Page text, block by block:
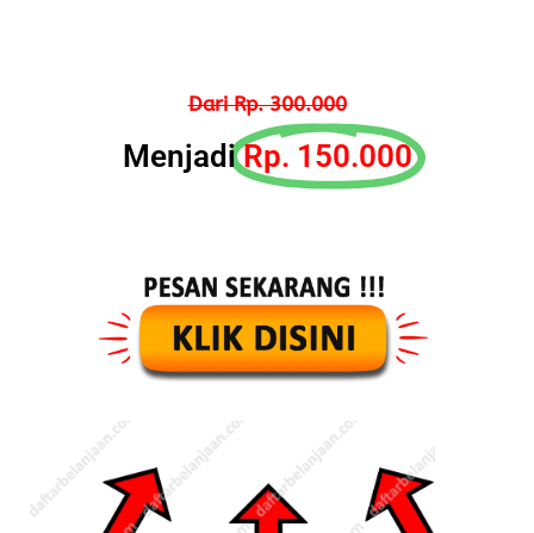
Dari Rp. 300.000
Menjadi Rp. 150.000